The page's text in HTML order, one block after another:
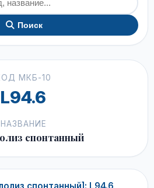
Поиск
МКБ-10
L94.6
НАЗВАНИЕ
спонтанный